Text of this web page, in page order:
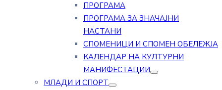
ПРОГРАМА
ПРОГРАМА ЗА ЗНАЧАЈНИ
НАСТАНИ
СПОМЕНИЦИ И СПОМЕН ОБЕЛЕЖЈА
КАЛЕНДАР НА КУЛТУРНИ
МАНИФЕСТАЦИИ
МЛАДИ И СПОРТ